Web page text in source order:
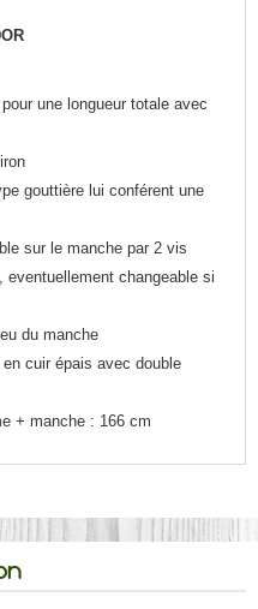
une longueur totale avec
gouttière lui conférent une
sur le manche par 2 vis
changeable si
du manche
cuir épais avec double
+ manche : 166 cm